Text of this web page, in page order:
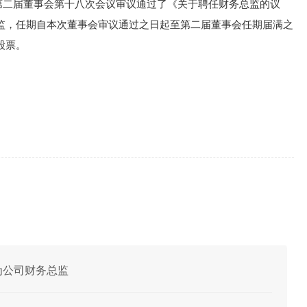
届董事会第十八次会议审议通过了《关于聘任财务总监的议
任期自本次董事会审议通过之日起至第二届董事会任期届满之
。
司财务总监